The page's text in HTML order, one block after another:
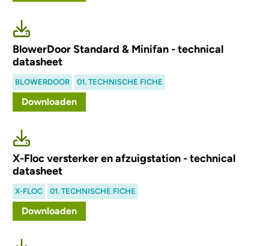
BlowerDoor Standard & Minifan - technical
datasheet
BLOWERDOOR 01. TECHNISCHE FICHE
Downloaden
X-Floc versterker en afzuigstation - technical
datasheet
X-FLOC 01. TECHNISCHE FICHE
Downloaden